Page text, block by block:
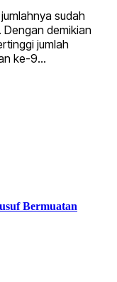
sudah
Dengan demikian
jumlah
ke-9…
Bermuatan